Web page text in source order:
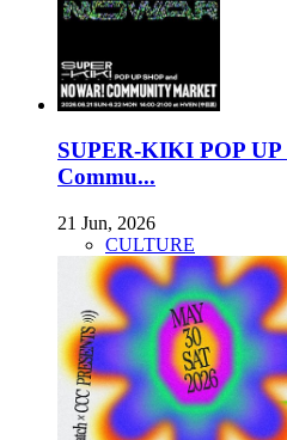
SUPER-KIKI POP
Commu...
21 Jun, 2026
CULTURE